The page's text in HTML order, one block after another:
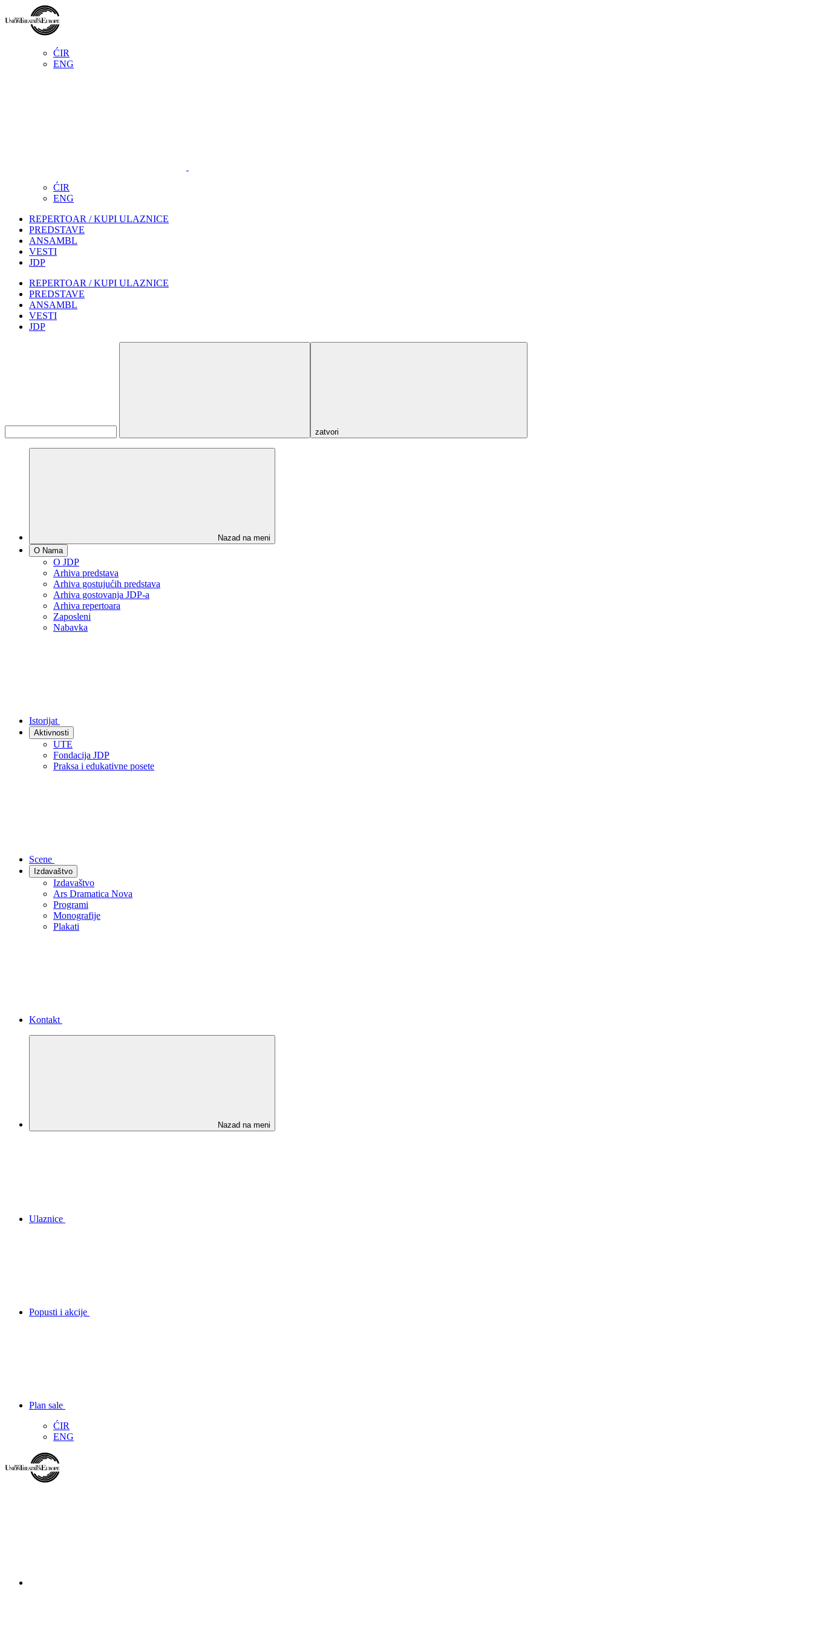
ĆIR
ENG
ĆIR
ENG
REPERTOAR / KUPI ULAZNICE
PREDSTAVE
ANSAMBL
VESTI
JDP
REPERTOAR / KUPI ULAZNICE
PREDSTAVE
ANSAMBL
VESTI
JDP
zatvori
Nazad na meni
O Nama
O JDP
Arhiva predstava
Arhiva gostujućih predstava
Arhiva gostovanja JDP-a
Arhiva repertoara
Zaposleni
Nabavka
Istorijat
Aktivnosti
UTE
Fondacija JDP
Praksa i edukativne posete
Scene
Izdavaštvo
Izdavaštvo
Ars Dramatica Nova
Programi
Monografije
Plakati
Kontakt
Nazad na meni
Ulaznice
Popusti i akcije
Plan sale
ĆIR
ENG